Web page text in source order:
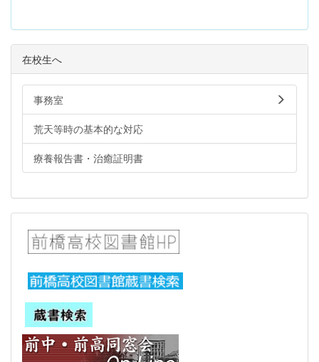
在校生へ
事務室
荒天等時の基本的な対応
療養報告書・治癒証明書